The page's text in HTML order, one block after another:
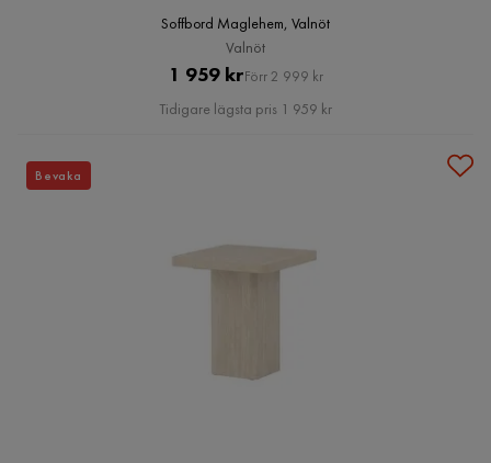
Soffbord Maglehem, Valnöt
Valnöt
Pris
1 959 krOriginal
Pris
Förr 2 999 kr
Tidigare lägsta pris 1 959 kr
Bevaka